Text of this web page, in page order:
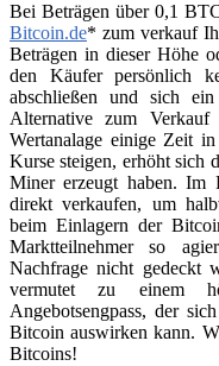
Bei Beträgen über 0,1
Bitcoin.de* zum verkauf
Beträgen in dieser Höhe
den Käufer persönlich
abschließen und sich
Alternative zum
Wertanalage einige Zeit
Kurse steigen, erhöht sich
Miner erzeugt haben. Im
direkt verkaufen, um
beim Einlagern der
Marktteilnehmer so
Nachfrage nicht gedeckt
vermutet zu einem
Angebotsengpass, der
Bitcoin auswirken kann.
Bitcoins!